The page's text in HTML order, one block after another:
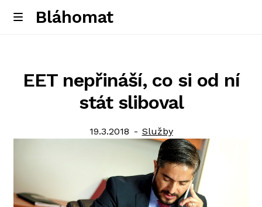
Skip
Skip
M
Bláhomat
EET nepřináší, co si od ní
stát sliboval
Posted
19.3.2018 Category:
Služby